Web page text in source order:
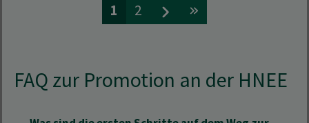
1 2
FAQ zur Promotion an der HNEE